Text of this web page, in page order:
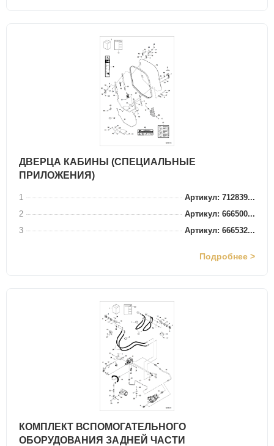
ДВЕРЦА КАБИНЫ (СПЕЦИАЛЬНЫЕ
ПРИЛОЖЕНИЯ)
1
Артикул: 712839...
2
Артикул: 666500...
3
Артикул: 666532...
Подробнее >
КОМПЛЕКТ ВСПОМОГАТЕЛЬНОГО
ОБОРУДОВАНИЯ ЗАДНЕЙ ЧАСТИ